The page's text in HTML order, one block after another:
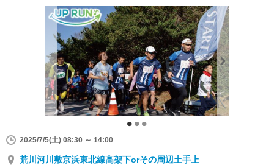
2025/7/5(土) 08:30 ～ 14:00
荒川河川敷京浜東北線高架下orその周辺土手上